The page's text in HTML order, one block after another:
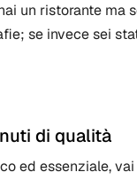
un ristorante ma
se invece sei
di qualità
ed essenziale,